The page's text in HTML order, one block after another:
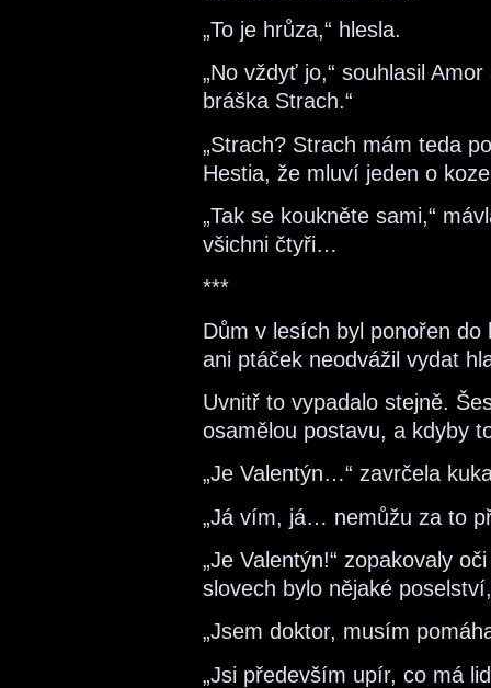
„To je hrůza,“ hlesla.
„No vždyť jo,“ souhlasil
bráška Strach.“
„Strach? Strach mám teda
Hestia, že mluví jeden o
„Tak se koukněte sami,“
všichni čtyři…
***
Dům v lesích byl ponořen
ani ptáček neodvážil vydat
Uvnitř to vypadalo stejně.
osamělou postavu, a kdyby
„Je Valentýn…“ zavrčela
„Já vím, já… nemůžu za to
„Je Valentýn!“ zopakovaly
slovech bylo nějaké
„Jsem doktor, musím
„Jsi především upír, co má